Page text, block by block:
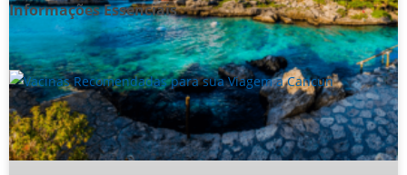
Informações Essenciais